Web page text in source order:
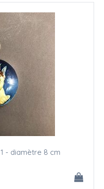
- diamètre 8 cm